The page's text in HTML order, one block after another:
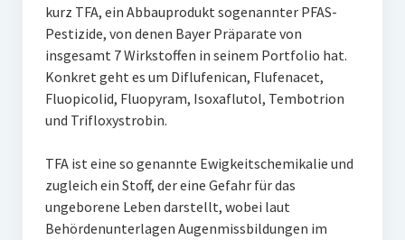
kurz TFA, ein Abbauprodukt sogenannter PFAS-
Pestizide, von denen Bayer Präparate von
insgesamt 7 Wirkstoffen in seinem Portfolio hat.
Konkret geht es um Diflufenican, Flufenacet,
Fluopicolid, Fluopyram, Isoxaflutol, Tembotrion
und Trifloxystrobin.
TFA ist eine so genannte Ewigkeitschemikalie und
zugleich ein Stoff, der eine Gefahr für das
ungeborene Leben darstellt, wobei laut
Behördenunterlagen Augenmissbildungen im